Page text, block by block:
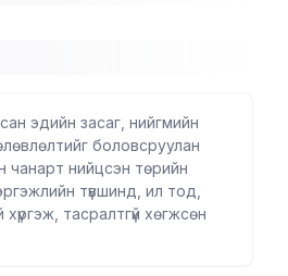
эдийн засаг, нийгмийн
боловсруулан
чанарт нийцсэн төрийн
түвшинд, ил тод,
тасралтгүй хөгжсөн